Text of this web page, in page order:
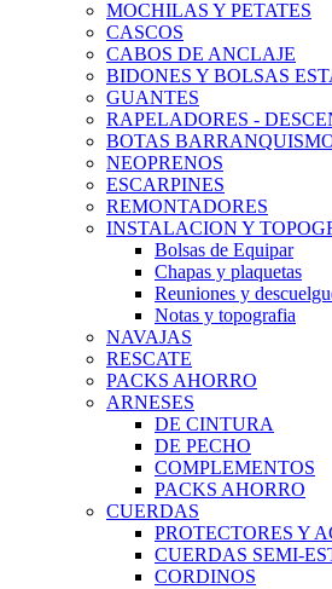
MOCHILAS Y PETATES
CASCOS
CABOS DE ANCLAJE
BIDONES Y BOLSAS
GUANTES
RAPELADORES -
BOTAS
NEOPRENOS
ESCARPINES
REMONTADORES
INSTALACION Y
Bolsas de Equipar
Chapas y plaquetas
Reuniones y
Notas y topografia
NAVAJAS
RESCATE
PACKS AHORRO
ARNESES
DE CINTURA
DE PECHO
COMPLEMENTOS
PACKS AHORRO
CUERDAS
PROTECTORES Y
CUERDAS SEMI-
CORDINOS